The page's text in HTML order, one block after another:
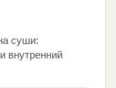
суши:
внутренний